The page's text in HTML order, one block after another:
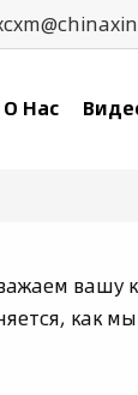
О Нас
как